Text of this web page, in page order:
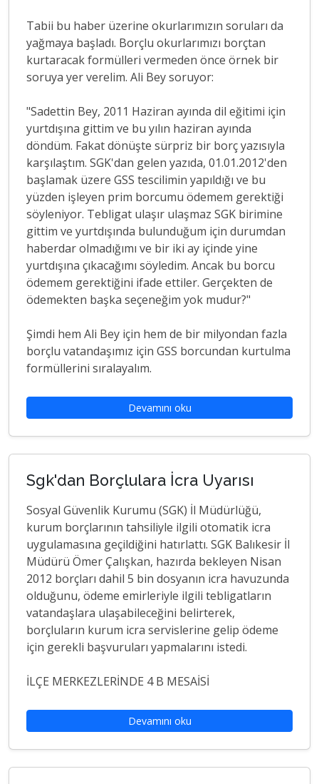
Tabii bu haber üzerine okurlarımızın soruları da
yağmaya başladı. Borçlu okurlarımızı borçtan
kurtaracak formülleri vermeden önce örnek bir
soruya yer verelim. Ali Bey soruyor:
"Sadettin Bey, 2011 Haziran ayında dil eğitimi için
yurtdışına gittim ve bu yılın haziran ayında
döndüm. Fakat dönüşte sürpriz bir borç yazısıyla
karşılaştım. SGK'dan gelen yazıda, 01.01.2012'den
başlamak üzere GSS tescilimin yapıldığı ve bu
yüzden işleyen prim borcumu ödemem gerektiği
söyleniyor. Tebligat ulaşır ulaşmaz SGK birimine
gittim ve yurtdışında bulunduğum için durumdan
haberdar olmadığımı ve bir iki ay içinde yine
yurtdışına çıkacağımı söyledim. Ancak bu borcu
ödemem gerektiğini ifade ettiler. Gerçekten de
ödemekten başka seçeneğim yok mudur?"
Şimdi hem Ali Bey için hem de bir milyondan fazla
borçlu vatandaşımız için GSS borcundan kurtulma
formüllerini sıralayalım.
Devamını oku
Sgk'dan Borçlulara İcra Uyarısı
Sosyal Güvenlik Kurumu (SGK) İl Müdürlüğü,
kurum borçlarının tahsiliyle ilgili otomatik icra
uygulamasına geçildiğini hatırlattı. SGK Balıkesir İl
Müdürü Ömer Çalışkan, hazırda bekleyen Nisan
2012 borçları dahil 5 bin dosyanın icra havuzunda
olduğunu, ödeme emirleriyle ilgili tebligatların
vatandaşlara ulaşabileceğini belirterek,
borçluların kurum icra servislerine gelip ödeme
için gerekli başvuruları yapmalarını istedi.
İLÇE MERKEZLERİNDE 4 B MESAİSİ
Devamını oku